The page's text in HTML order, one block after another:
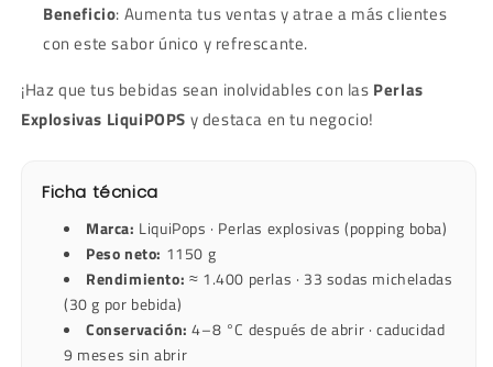
Beneficio: Aumenta tus ventas y atrae a más clientes
con este sabor único y refrescante.
¡Haz que tus bebidas sean inolvidables con las Perlas
Explosivas LiquiPOPS y destaca en tu negocio!
Ficha técnica
Marca: LiquiPops · Perlas explosivas (popping boba)
Peso neto: 1150 g
Rendimiento: ≈ 1.400 perlas · 33 sodas micheladas
(30 g por bebida)
Conservación: 4–8 °C después de abrir · caducidad
9 meses sin abrir